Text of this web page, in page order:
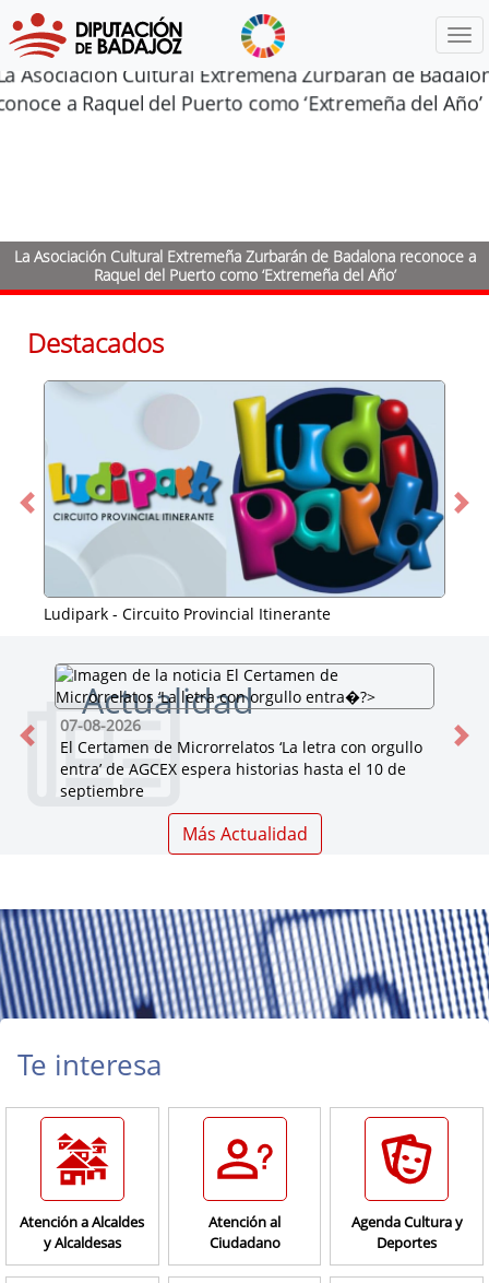
La Asociación Cultural Extremeña Zurbarán de Badalona reconoce a
Raquel del Puerto como ‘Extremeña del Año’
La Diputación de Badajoz lanza el Plan Avanzamos 2026 con 50
millones de euros para impulsar el desarrollo de los municipios
Destacados
Atrás
Ludipark - Circuito Provincial Itinerante
Actualidad
07-08-2026
El Certamen de Microrrelatos ‘La letra con orgullo
entra’ de AGCEX espera historias hasta el 10 de
septiembre
Previa
Más Actualidad
Te interesa
Atención a Alcaldes
y Alcaldesas
Atención al
Ciudadano
Agenda Cultura y
Deportes